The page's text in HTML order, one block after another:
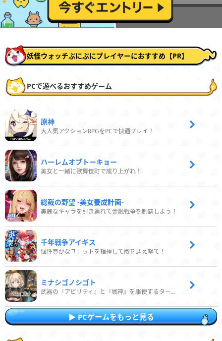
妖怪ウォッチぷにぷにプレイヤーにおすすめ【PR】
PCで遊べるおすすめゲーム
原神
大人気アクションRPGをPCで快適プレイ！
ハーレムオブトーキョー
美女と一緒に歌舞伎町で成り上がれ！
総裁の野望 -美女養成計画-
美麗なキャラを引き連れて金融戦争を制覇しよう！
千年戦争アイギス
個性豊かなユニットを指揮して敵を迎え撃て！
ミナシゴノシゴト
武器の『アビリティ』と『戦神』を駆使するターン制コマンドバトルRPG！
PCゲームをもっと見る